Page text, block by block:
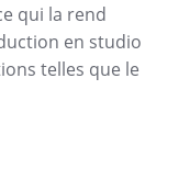
qui la rend
en studio
telles que le